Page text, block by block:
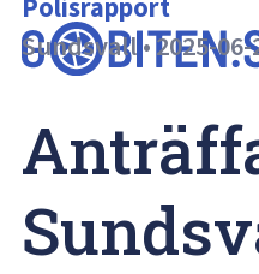
Polisrapport
Sundsvall•2025-06-